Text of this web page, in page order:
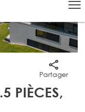
PIÈCES,
Partager